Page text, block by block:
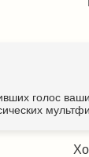
голос